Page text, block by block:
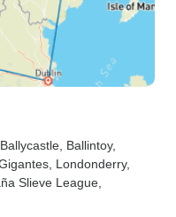
, Ballycastle , Ballintoy,
, Londonderry,
Slieve League